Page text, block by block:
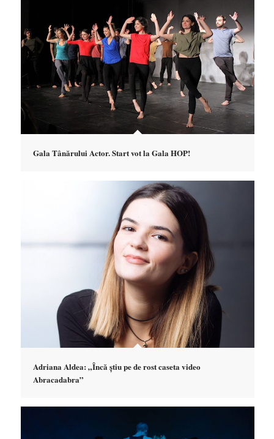
Gala Tânărului Actor. Start vot la Gala HOP!
Adriana Aldea: „Încă știu pe de rost caseta video
Abracadabra”